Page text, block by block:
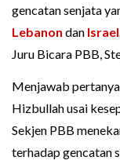
gencatan senjata
Lebanon dan Israel
Juru Bicara PBB,
Menjawab
Hizbullah usai
Sekjen PBB
terhadap gencatan